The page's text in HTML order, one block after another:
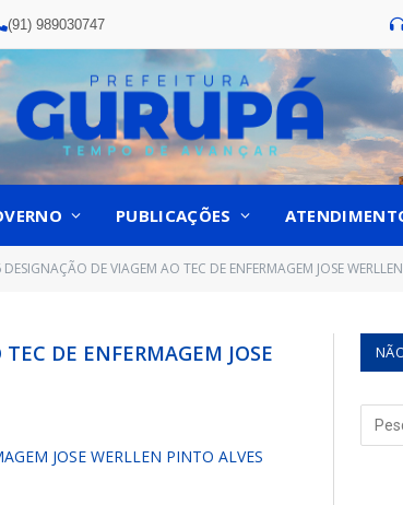
(91) 989030747
PUBLICAÇÕES
DE VIAGEM AO TEC DE ENFERMAGEM JOSE
DE ENFERMAGEM JOSE
JOSE WERLLEN PINTO ALVES